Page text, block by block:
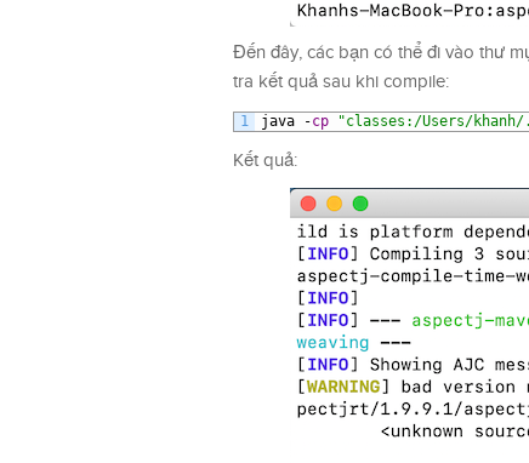
Đến đây, các bạn có thể đi vào thư
tra kết quả sau khi compile:
1 java -cp "classes:/Users/
Kết quả: